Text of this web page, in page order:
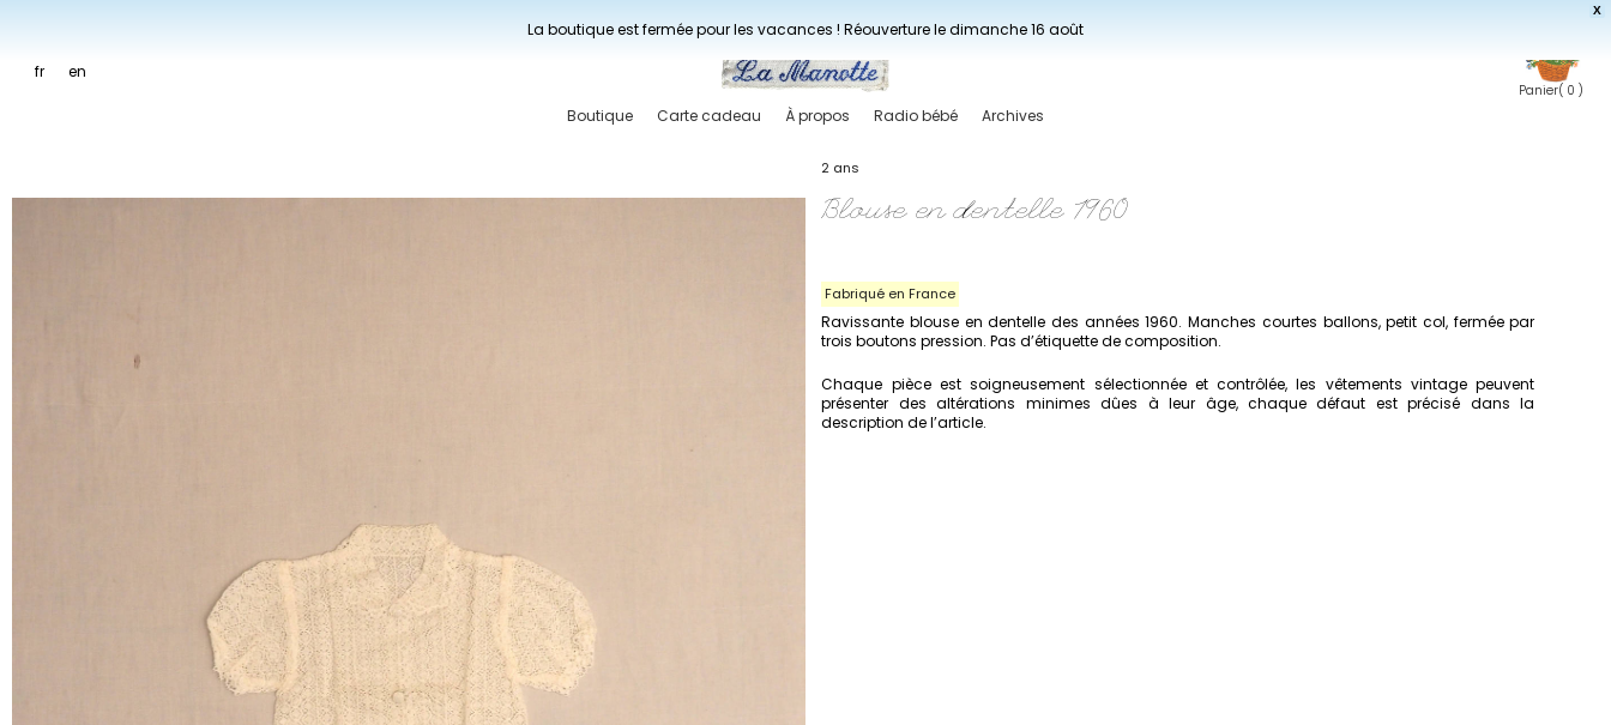
X
La boutique est fermée pour les vacances ! Réouverture le dimanche 16 août
fr en
Panier( 0 )
Boutique Carte cadeau À propos Radio bébé Archives
2 ans
Fabriqué en France
Blouse en dentelle 1960
Ravissante blouse en dentelle des années 1960. Manches courtes ballons, petit col, fermée par
trois boutons pression. Pas d’étiquette de composition.
Chaque pièce est soigneusement sélectionnée et contrôlée, les vêtements vintage peuvent
présenter des altérations minimes dûes à leur âge, chaque défaut est précisé dans la
description de l’article.